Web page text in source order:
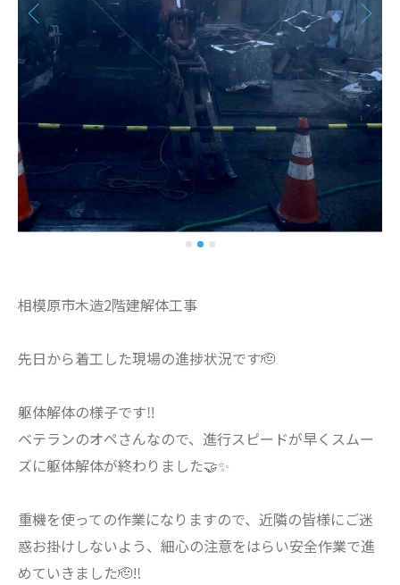
相模原市木造2階建解体工事
先日から着工した現場の進捗状況です🫡
躯体解体の様子です‼️
ベテランのオペさんなので、進行スピードが早くスムー
ズに躯体解体が終わりました🤝✨
重機を使っての作業になりますので、近隣の皆様にご迷
惑お掛けしないよう、細心の注意をはらい安全作業で進
めていきました🫡‼️